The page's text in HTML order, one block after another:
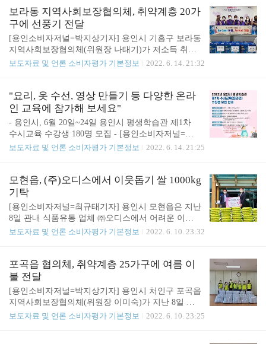
금의 10%는 저소득층 나눔 사업을 위해 사용된다. 채
미정 회장은 “나눔장터가 지역 주민들을 위한..
기를 주웠다. 단순히 쓰레기를 줍는 것만이 아닌 강
사와 함께 걸으며 쓰레기가 환경에 미치는 영향, 재
활용의 중요성과 방법 등에 대해 생각해 보는 시간을
가졌다. 오는 18일에는 경안천부터 유림어린이공원,
용인시실내체육관까지 6㎞를 걸으며 플로깅을 하는
두 번째 쓰담쓰담 용인 플로깅이 열린다. 플로깅에
습관 홈페이지에서 신청하면 된다. 참가자는 3시간
의 자원봉사..
보라동 지역사회보장협의체, 취약계층 20가
구에 선풍기 전달
[용인소비자저널=박지상기자] 용인시 기흥구 보라동
지역사회보장협의체(위원장 나태기)가 저소득 취약
계층 20가구에 선풍기를 전달했다. 협의체는 매년 취
의체 위원들은 지난 10일 선풍기가 필요한 관내 저소
득 가정 20가구를 방문해 손수 조립한 선풍기를 전달
하고 생활에 불편한 점이 없는지 안부를 확인했다.
나 위원장은 “어려운 이웃이 무더운 여름을 시원하고
건강하게 보내는 데 조금이나마 도움이 되길 바란
다”며 “앞으로도 지역의 어려운 이웃을 위해 다양한
위한 나눔에 앞장서고 있는 협의체 위원들께 감사하
다”며 “모든 주민이 안전한 여름을 보낼 수 있도록 마
을 ..
보도자료 및 언론 소비자평가 기본정보 2022. 6. 14. 21:32
"요리, 옷 수선, 영상 만들기 등 다양한 온라
인 교육에 참가해 보세요"
- 용인시, 6월 20일~24일 용인시 평생학습관 제1차
수시교육 수강생 180명 모집 - [용인소비자저널=이
성찬기자] 에어프라이어로 즐기는 홈베이킹, 의류 리
평생학습관 제1차 수시교육 온라인 수강생 180명을
모집한다고 13일 밝혔다. 기간은 오는 20~24일이다.
개설되는 강좌는 ▲에어프라이어로 즐기는 홈베이킹
▲옷수선리폼(초급) ▲나만의 유튜브영상만들기 ▲
연금형 부동산으로 노후 준비하기 ▲오카리나배우기
등 조리, 실용기술, 인문교양, 문화예술 분야 등 9개
에 거주하는 용인 소재 직장인, 용인시에 등록된 재
외국민, 결혼 이민자도 신청할 수 있다...
보도자료 및 언론 소비자평가 기본정보 2022. 6. 14. 21:25
모현읍, (주)오디스에서 이웃돕기 쌀 1000kg
기탁
[용인소비자저널=최규태기자] 용인시 모현읍은 지난
8일 관내 식품유통 업체 ㈜오디스에서 어려운 이웃
을 위해 써 달라며 백미 10kg짜리 100포를 기탁했다
은 것이다. 김학응 ㈜오디스 대표는 “회사가 새로운
시작을 하는 만큼 의미 있는 일에 동참하고자 화환
대신 쌀을 받아 기부를 하게 됐다”며 “작은 정성이지
만 어려운 이웃들에게 따뜻함으로 전해지길 바란
다”고 말했다. 읍 관계자는 “어려운 이웃을 위해 따뜻
한 나눔을 실천해 주신 ㈜오디스 관계자들께 감사하
보도자료 및 언론 소비자평가 기본정보 2022. 6. 10. 23:32
포곡읍 협의체, 취약계층 25가구에 여름 이
불 전달
[용인소비자저널=박지상기자] 용인시 처인구 포곡읍
지역사회보장협의체(위원장 이미숙)가 지난 8일 관
내 장애인과 복지 취약계층 25가구를 방문해 여름용
보도자료 및 언론 소비자평가 기본정보 2022. 6. 10. 23:25